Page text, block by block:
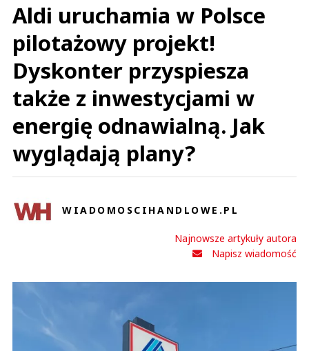
Aldi uruchamia w Polsce
pilotażowy projekt!
Dyskonter przyspiesza
także z inwestycjami w
energię odnawialną. Jak
wyglądają plany?
WIADOMOSCIHANDLOWE.PL
Najnowsze artykuły autora
Napisz wiadomość